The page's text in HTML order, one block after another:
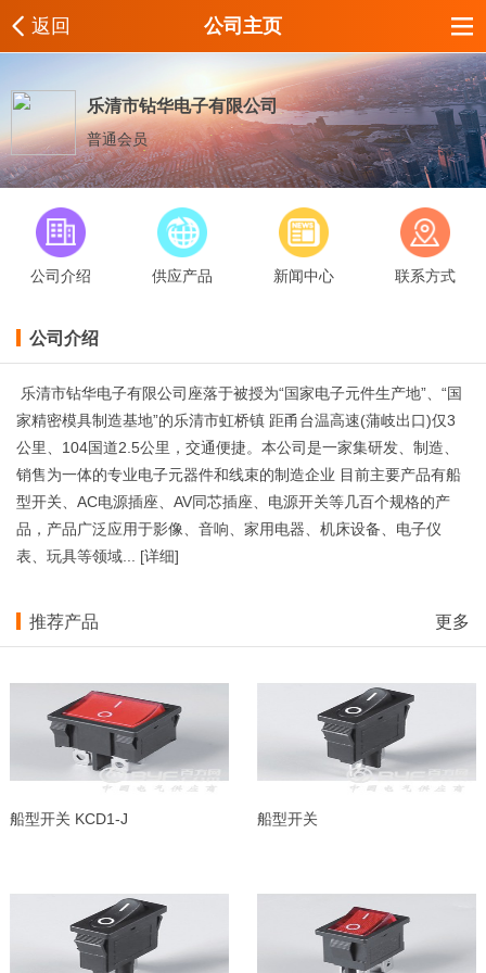
返回 公司主页
乐清市钻华电子有限公司
普通会员
公司介绍 供应产品 新闻中心 联系方式
公司介绍
乐清市钻华电子有限公司座落于被授为“国家电子元件生产地”、“国
家精密模具制造基地”的乐清市虹桥镇 距甬台温高速(蒲岐出口)仅3
公里、104国道2.5公里，交通便捷。本公司是一家集研发、制造、
销售为一体的专业电子元器件和线束的制造企业 目前主要产品有船
型开关、AC电源插座、AV同芯插座、电源开关等几百个规格的产
品，产品广泛应用于影像、音响、家用电器、机床设备、电子仪
表、玩具等领域... [详细]
推荐产品 更多
船型开关 KCD1-J 船型开关